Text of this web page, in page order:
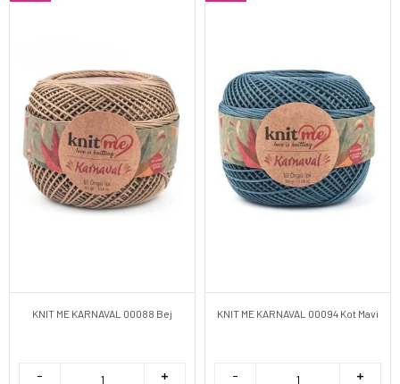
KNIT ME KARNAVAL 00088 Bej KNIT ME KARNAVAL 00094 Kot Mavi